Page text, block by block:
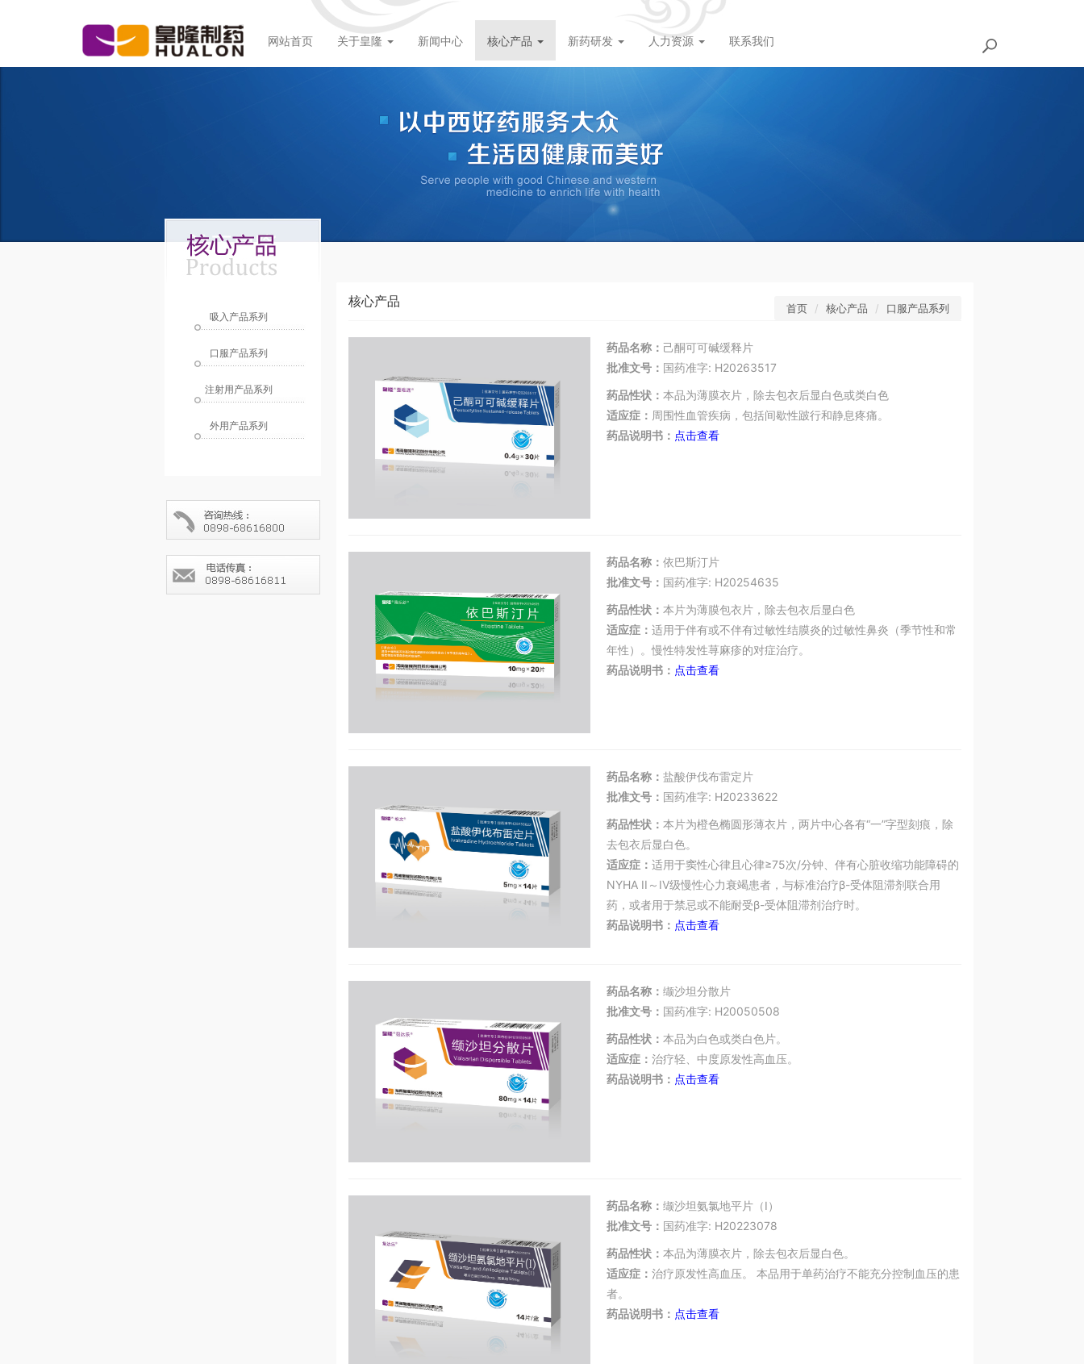
网站首页 关于皇隆 新闻中心 核心产品 新药研发 人力资源 联系我们
吸入产品系列
口服产品系列
注射用产品系列
外用产品系列
核心产品 首页 核心产品 口服产品系列
药品名称： 己酮可可碱缓释片
批准文号： 国药准字: H20263517
药品性状： 本品为薄膜衣片，除去包衣后显白色或类白色
适应症： 周围性血管疾病，包括间歇性跛行和静息疼痛。
药品说明书： 点击查看
药品名称： 依巴斯汀片
批准文号： 国药准字: H20254635
药品性状： 本片为薄膜包衣片，除去包衣后显白色
适应症： 适用于伴有或不伴有过敏性结膜炎的过敏性鼻炎（季节性和常
年性）。慢性特发性荨麻疹的对症治疗。
药品说明书： 点击查看
药品名称： 盐酸伊伐布雷定片
批准文号： 国药准字: H20233622
药品性状： 本片为橙色椭圆形薄衣片，两片中心各有“一”字型刻痕，除
去包衣后显白色。
适应症： 适用于窦性心律且心律≥75次/分钟、伴有心脏收缩功能障碍的
NYHA II～IV级慢性心力衰竭患者，与标准治疗β-受体阻滞剂联合用
药，或者用于禁忌或不能耐受β-受体阻滞剂治疗时。
药品说明书： 点击查看
药品名称： 缬沙坦分散片
批准文号： 国药准字: H20050508
药品性状： 本品为白色或类白色片。
适应症： 治疗轻、中度原发性高血压。
药品说明书： 点击查看
药品名称： 缬沙坦氨氯地平片（I）
批准文号： 国药准字: H20223078
药品性状： 本品为薄膜衣片，除去包衣后显白色。
适应症： 治疗原发性高血压。 本品用于单药治疗不能充分控制血压的患
者。
药品说明书： 点击查看